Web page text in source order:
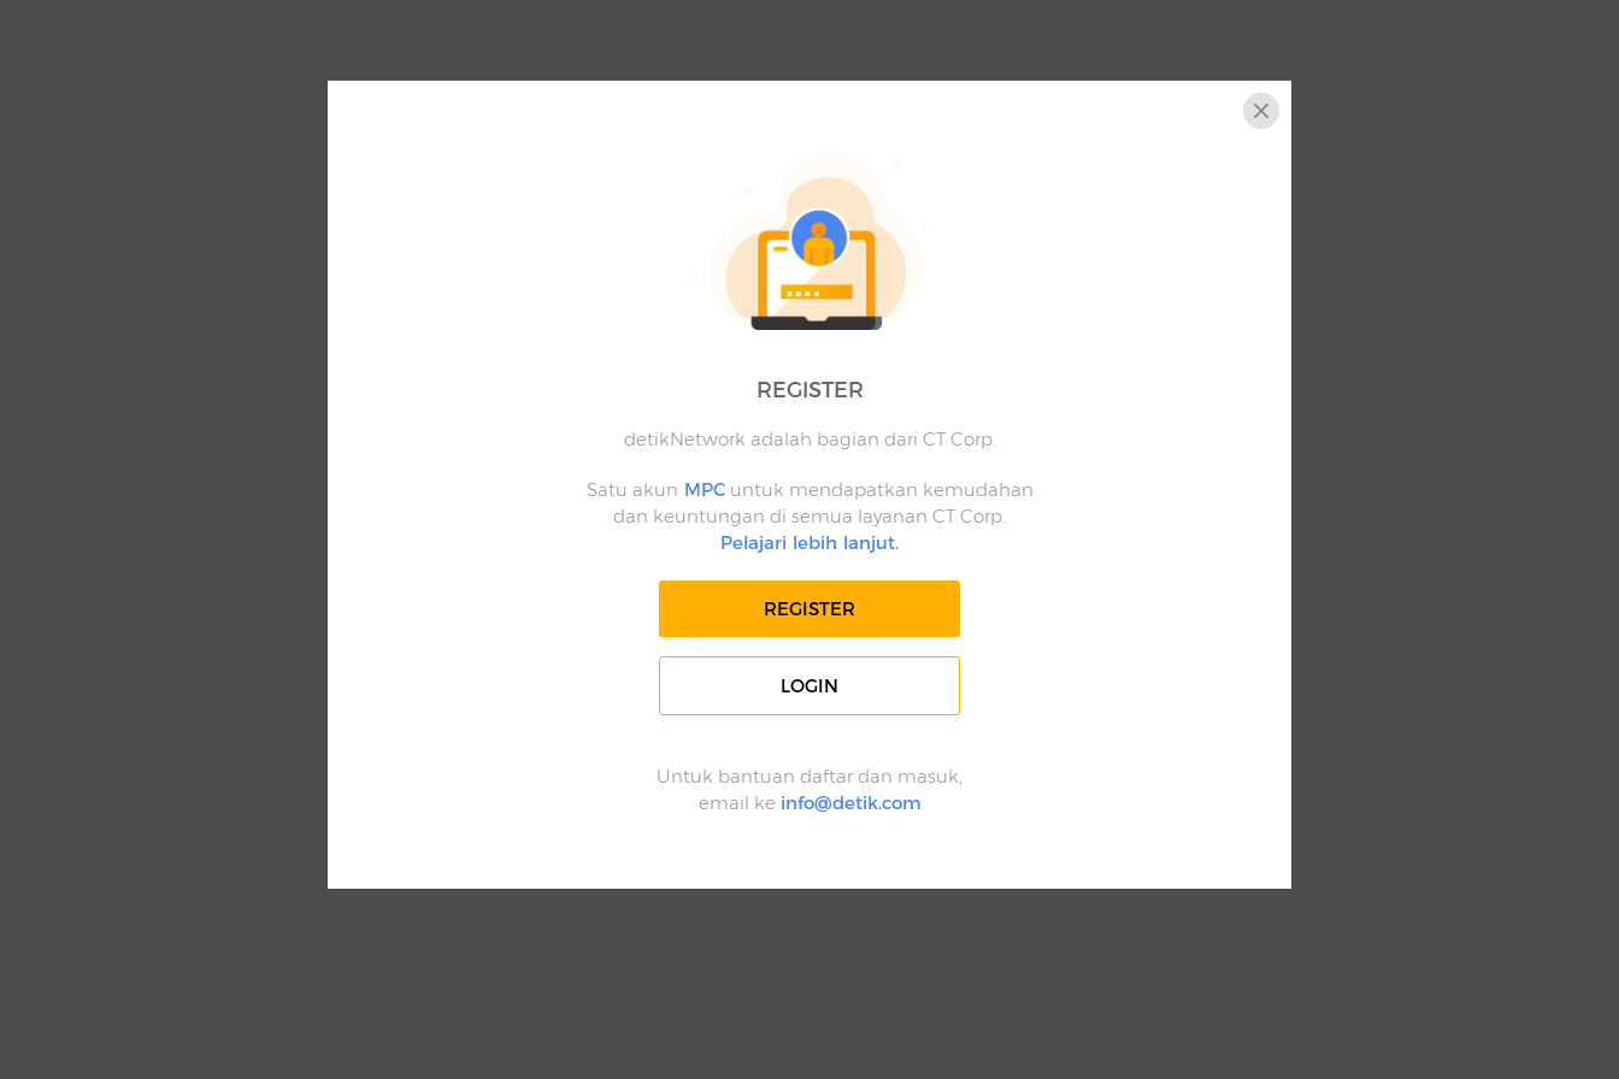
REGISTER
detikNetwork adalah bagian dari CT Corp.
Satu akun MPCuntuk mendapatkan kemudahan
dan keuntungan di semua layanan CT Corp.
Pelajari lebih lanjut.
REGISTER
LOGIN
Untuk bantuan daftar dan masuk,
email ke info@detik.com